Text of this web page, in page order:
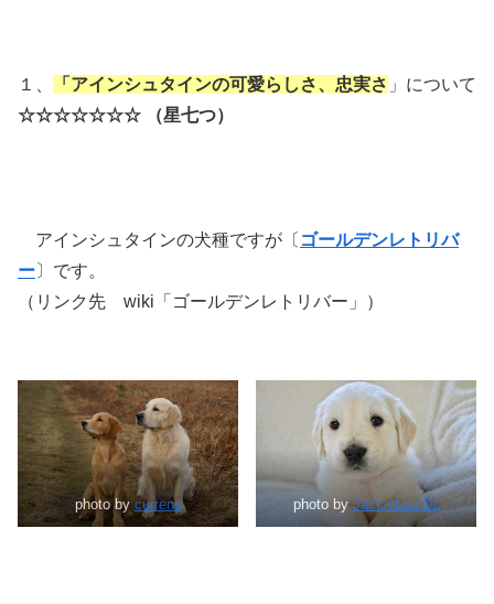
１、 「アインシュタインの可愛らしさ、忠実さ 」について
☆☆☆☆☆☆☆ （星七つ）
アインシュタインの犬種ですが〔 ゴールデンレトリバ
ー〕です。
（リンク先 wiki「ゴールデンレトリバー」）
photo bycurrens photo byJackieLou DL